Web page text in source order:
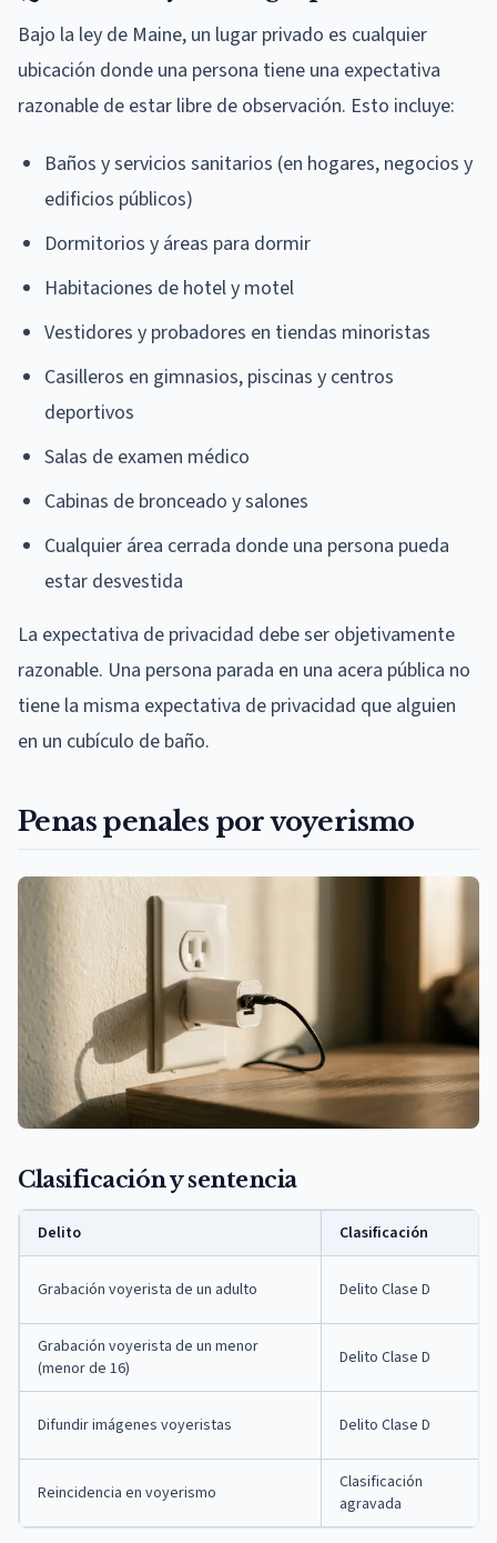
Bajo la ley de Maine, un lugar privado es cualquier
ubicación donde una persona tiene una expectativa
razonable de estar libre de observación. Esto incluye:
Baños y servicios sanitarios (en hogares, negocios y
edificios públicos)
Dormitorios y áreas para dormir
Habitaciones de hotel y motel
Vestidores y probadores en tiendas minoristas
Casilleros en gimnasios, piscinas y centros
deportivos
Salas de examen médico
Cabinas de bronceado y salones
Cualquier área cerrada donde una persona pueda
estar desvestida
La expectativa de privacidad debe ser objetivamente
razonable. Una persona parada en una acera pública no
tiene la misma expectativa de privacidad que alguien
en un cubículo de baño.
Penas penales por voyerismo
Clasificación y sentencia
Delito Clasificación
Grabación voyerista de un adulto Delito Clase D
Grabación voyerista de un menor
(menor de 16)
Delito Clase D
Difundir imágenes voyeristas Delito Clase D
Reincidencia en voyerismo
Clasificación
agravada